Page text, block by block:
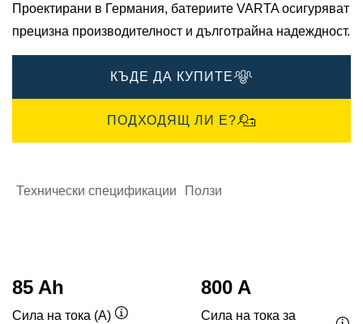
Проектирани в Германия, батериите VARTA осигуряват
прецизна производителност и дълготрайна надеждност.
КЪДЕ ДА КУПИТЕ
ПОДХОДЯЩ ЛИ Е?
Технически спецификации Ползи
85 Ah
Сила на тока (A)
800 A
Сила на тока за